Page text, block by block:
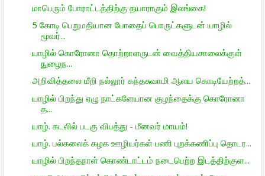
மாபெரும் போராட்டத்திற்கு தயாராகும் இலங்கை!
5 கோடி பெறுமதியான போதைப் பொருட்களுடன் யாழில்
மூவர்...
யாழில் கொரோனா தொற்றாளருடன் வைத்தியசாலைக்குள்
நுழைந...
அறிவித்தலை மீறி நல்லூர் கந்தசுவாமி ஆலய கொடியேற்றத்...
யாழில் பிறந்து ஏழு நாட்களேயான குழந்தைக்கு கொரோனா
த...
யாழ். கடலில் படகு விபத்து - மீனவர் மாயம்!
யாழ். பல்கலைக் கழக ஊழியர்கள் பணி புறக்கணிப்பு தொடர...
யாழில் பிறந்தநாள் கொண்டாட்டம் நடைபெற்ற இடத்திற்குள...